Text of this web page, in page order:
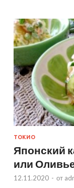
ТОКИО
Японский
или
12.11.2020 - от